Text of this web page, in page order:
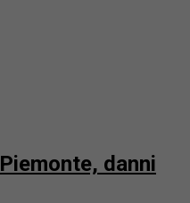
danni